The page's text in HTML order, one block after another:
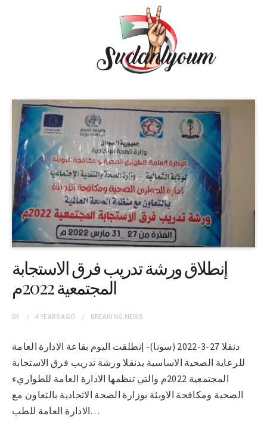
إنطلاق ورشة تدريب فرق الاستجابة
المجتمعية 2022م
BY 4 YEARSAGO BREAKING NEWS
دنقلا 27-3-2022 (سونا)- إنطلقت اليوم بقاعة الادارة العامة
للرعاية الصحية الاساسية بدنقلا ورشة تدريب فرق الاستجابة
المجتمعية 2022م والتي تنظمها الادارة العامة للطواريء
الصحية ومكافحة الاوبئة بوزارة الصحة الاتحادية بالتعاون مع
الادارة العامة للطب…